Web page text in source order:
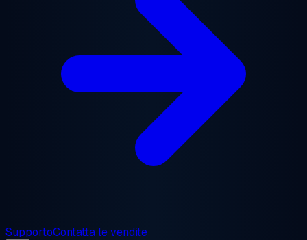
SupportoContatta le vendite